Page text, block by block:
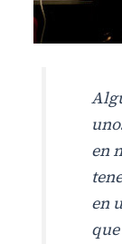
en
en